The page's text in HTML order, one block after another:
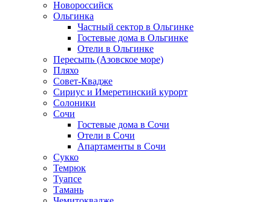
Новороссийск
Ольгинка
Частный сектор в Ольгинке
Гостевые дома в Ольгинке
Отели в Ольгинке
Пересыпь (Азовское море)
Пляхо
Совет-Квадже
Сириус и Имеретинский курорт
Солоники
Сочи
Гостевые дома в Сочи
Отели в Сочи
Апартаменты в Сочи
Сукко
Темрюк
Туапсе
Тамань